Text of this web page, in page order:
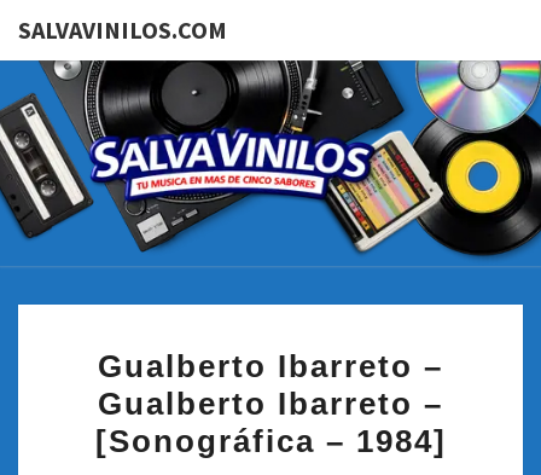
SALVAVINILOS.COM
Tu
Música
En Más
Sabores
IBARRETO
GUALBERTO
Gualberto Ibarreto –
Gualberto Ibarreto –
[Sonográfica – 1984]